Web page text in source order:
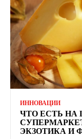
ИННОВАЦИИ
ЧТО ЕСТЬ НА
ЭКЗОТИКА И